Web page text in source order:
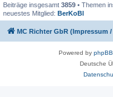
Beiträge insgesamt 3859 • Themen
neuestes Mitglied: BerKoBl
MC Richter GbR (Impressum
Powered by phpBB
Deutsche